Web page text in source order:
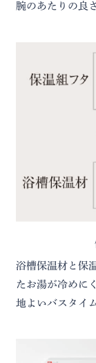
腕のあたりの良
浴槽保温材と保
たお湯が冷めに
地よいバスタイ